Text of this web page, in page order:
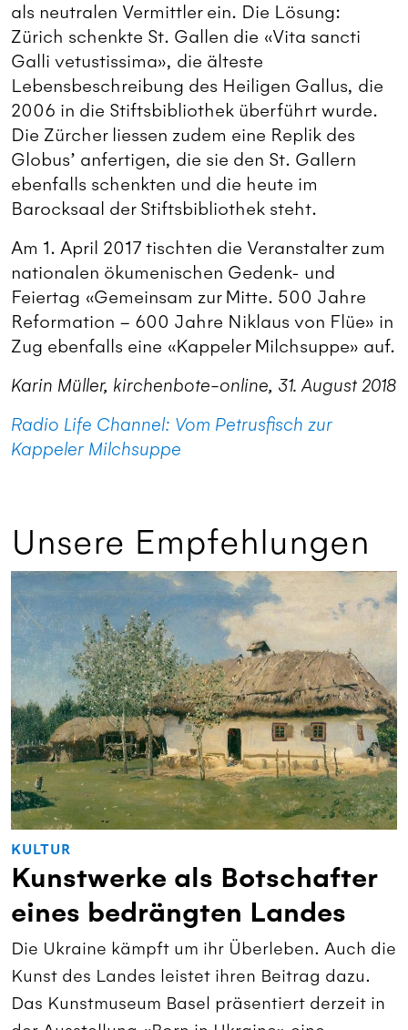
als neutralen Vermittler ein. Die Lösung:
Zürich schenkte St. Gallen die «Vita sancti
Galli vetustissima», die älteste
Lebensbeschreibung des Heiligen Gallus, die
2006 in die Stiftsbibliothek überführt wurde.
Die Zürcher liessen zudem eine Replik des
Globus’ anfertigen, die sie den St. Gallern
ebenfalls schenkten und die heute im
Barocksaal der Stiftsbibliothek steht.
Am 1. April 2017 tischten die Veranstalter zum
nationalen ökumenischen Gedenk- und
Feiertag «Gemeinsam zur Mitte. 500 Jahre
Reformation – 600 Jahre Niklaus von Flüe» in
Zug ebenfalls eine «Kappeler Milchsuppe» auf.
Karin Müller, kirchenbote-online, 31. August 2018
Radio Life Channel: Vom Petrusfisch zur
Kappeler Milchsuppe
Unsere Empfehlungen
KULTUR
Kunstwerke als Botschafter
eines bedrängten Landes
Die Ukraine kämpft um ihr Überleben. Auch die
Kunst des Landes leistet ihren Beitrag dazu.
Das Kunstmuseum Basel präsentiert derzeit in